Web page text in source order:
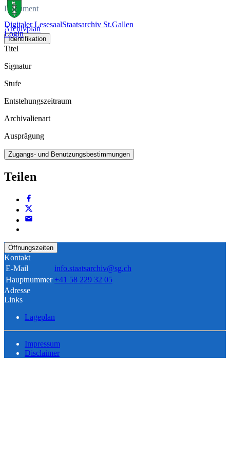
Digitaler LesesaalStaatsarchiv St.Gallen
Login
Dokument
Archivplan
Identifikation
Titel
Signatur
Stufe
Entstehungszeitraum
Archivalienart
Ausprägung
Zugangs- und Benutzungsbestimmungen
Teilen
Öffnungszeiten
Kontakt
E-Mail
info.staatsarchiv@sg.ch
Hauptnummer +41 58 229 32 05
Adresse
Links
Lageplan
Impressum
Disclaimer